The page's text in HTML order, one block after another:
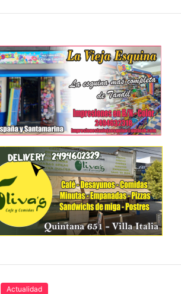
Actualidad